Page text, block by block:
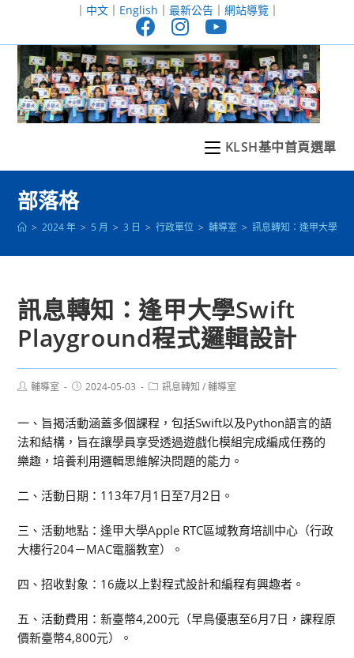
至
｜ 中文｜ English ｜ 最新公告｜ 網站導覽｜
KLSH基中首頁選單
部落格
> 2024 年 > 5 月 > 3 日 > 行政單位 > 輔導室 > 訊息轉知：逢甲大學
訊息轉知：逢甲大學Swift
Playground程式邏輯設計
Post輔導室
Post2024-05-03
Post訊息轉知 / 輔導室
一、旨揭活動涵蓋多個課程，包括Swift以及Python語言的語
法和結構，旨在讓學員享受透過遊戲化模組完成編成任務的
樂趣，培養利用邏輯思維解決問題的能力。
二、活動日期：113年7月1日至7月2日。
三、活動地點：逢甲大學Apple RTC區域教育培訓中心（行政
大樓行204－MAC電腦教室）。
四、招收對象：16歲以上對程式設計和編程有興趣者。
五、活動費用：新臺幣4,200元（早鳥優惠至6月7日，課程原
價新臺幣4,800元）。